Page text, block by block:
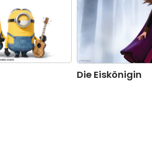
Die Eiskönigin